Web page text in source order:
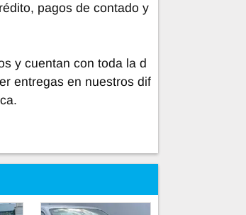
pagos de contado y
y cuentan con toda la d
entregas en nuestros dif